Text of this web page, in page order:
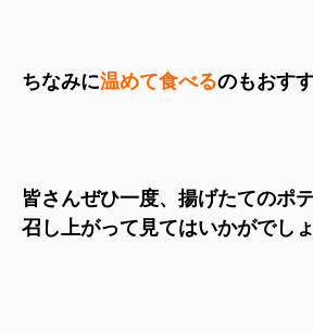
ちなみに温めて食べるのもおす
皆さんぜひ一度、揚げたてのポ
召し上がって見てはいかがでし